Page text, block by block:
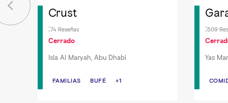
Crust
74 Reseñas
Cerrado
Isla Al Maryah, Abu Dhabi
FAMILIAS BUFÉ DESAYUNO
FAMILIAS BUFÉ +1
509
Yas